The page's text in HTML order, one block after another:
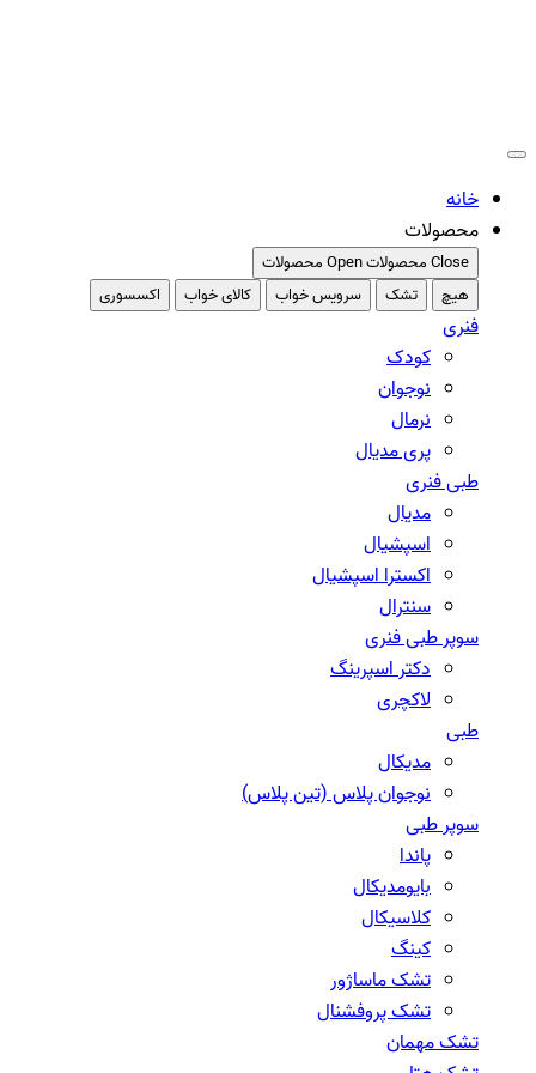
خانه
محصولات
Close محصولات
Open محصولات
هیچ
تشک سرویس خواب کالای خواب اکسسوری
فنری
کودک
نوجوان
نرمال
پری مدیال
طبی فنری
مدیال
اسپشیال
اکسترا اسپشیال
سنترال
سوپر طبی فنری
دکتر اسپرینگ
لاکچری
طبی
مدیکال
نوجوان پلاس (تین پلاس)
سوپر طبی
پاندا
بایومدیکال
کلاسیکال
کینگ
تشک ماساژور
تشک پروفشنال
تشک مهمان